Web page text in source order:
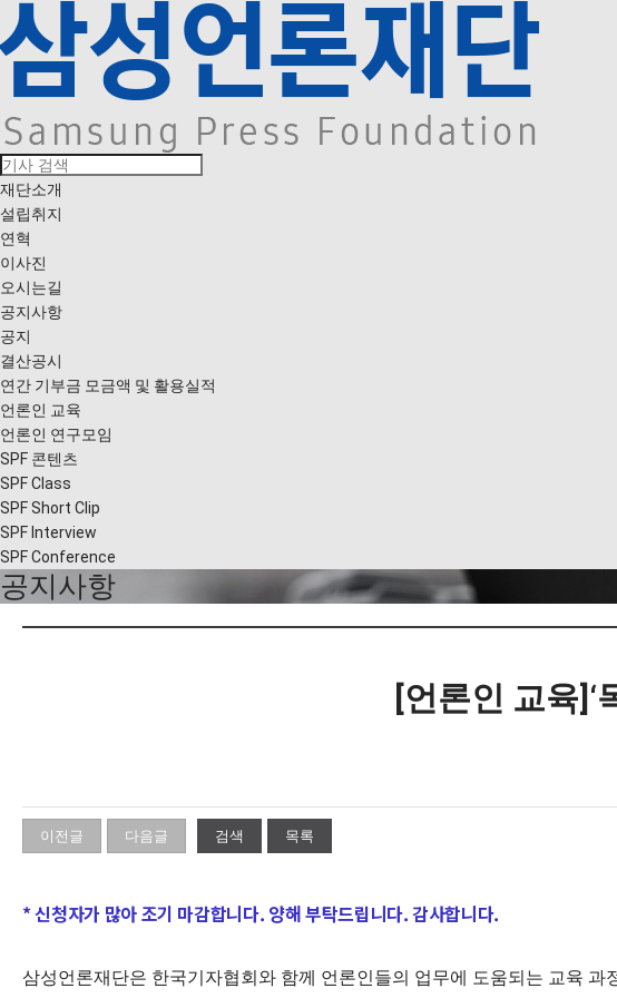
재단소개
설립취지
연혁
이사진
오시는길
공지사항
공지
결산공시
연간 기부금 모금액 및 활용실적
언론인 교육
언론인 연구모임
SPF 콘텐츠
SPF Class
SPF Short Clip
SPF Interview
SPF Conference
공지사항
[언론인 교육]‘
이전글 다음글 검색 목록
* 신청자가 많아 조기 마감합니다. 양해 부탁드립니다. 감사합니다.
삼성언론재단은 한국기자협회와 함께 언론인들의 업무에 도움되는 교육 과